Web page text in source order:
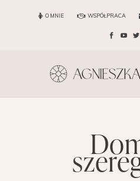
O MNIE WSPÓŁPRACA
domek